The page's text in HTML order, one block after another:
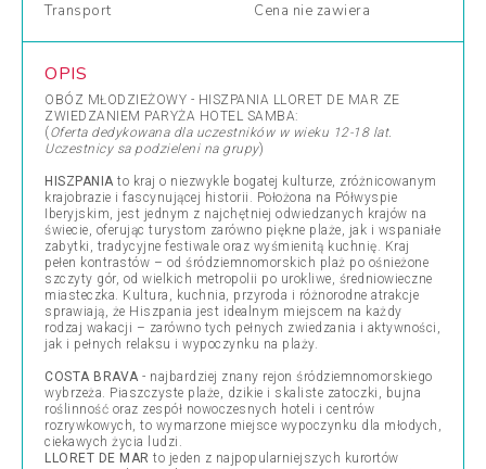
Transport
Cena nie zawiera
OPIS
OBÓZ MŁODZIEŻOWY - HISZPANIA LLORET DE MAR ZE
ZWIEDZANIEM PARYŻA HOTEL SAMBA:
( Oferta dedykowana dla uczestników w wieku 12-18 lat.
Uczestnicy sa podzieleni na grupy)
HISZPANIA to kraj o niezwykle bogatej kulturze, zróżnicowanym
krajobrazie i fascynującej historii. Położona na Półwyspie
Iberyjskim, jest jednym z najchętniej odwiedzanych krajów na
świecie, oferując turystom zarówno piękne plaże, jak i wspaniałe
zabytki, tradycyjne festiwale oraz wyśmienitą kuchnię. Kraj
pełen kontrastów – od śródziemnomorskich plaż po ośnieżone
szczyty gór, od wielkich metropolii po urokliwe, średniowieczne
miasteczka. Kultura, kuchnia, przyroda i różnorodne atrakcje
sprawiają, że Hiszpania jest idealnym miejscem na każdy
rodzaj wakacji – zarówno tych pełnych zwiedzania i aktywności,
jak i pełnych relaksu i wypoczynku na plaży.
COSTA BRAVA - najbardziej znany rejon śródziemnomorskiego
wybrzeża. Piaszczyste plaże, dzikie i skaliste zatoczki, bujna
roślinność oraz zespół nowoczesnych hoteli i centrów
rozrywkowych, to wymarzone miejsce wypoczynku dla młodych,
ciekawych życia ludzi.
LLORET DE MAR to jeden z najpopularniejszych kurortów